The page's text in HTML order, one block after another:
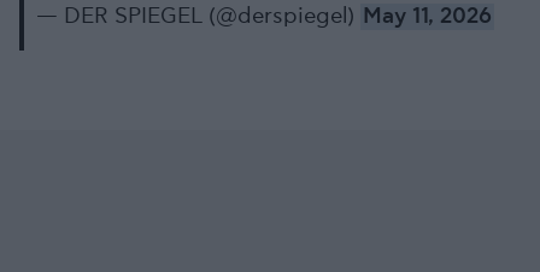
— DER SPIEGEL (@derspiegel) May 11, 2026